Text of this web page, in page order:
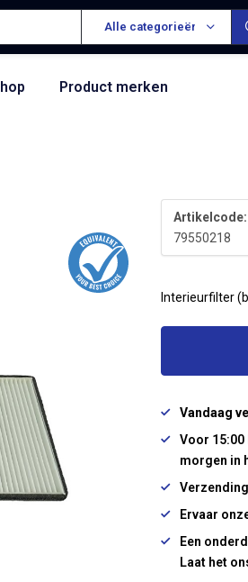
Alle categorieën
Product merken
Artikelcode:
79550218
Interieurfilter
Vandaag
Voor 15:00
morgen in
Ervaar
Een
Laat het